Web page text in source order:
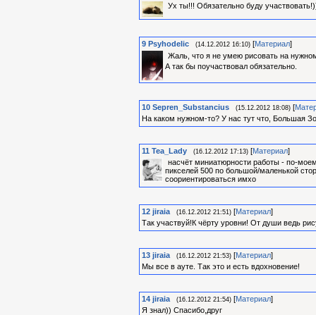
Ух ты!!! Обязательно буду
9 Psyhodelic (14.12.2012 16:10) [Материал]
Жаль, что я не умею рисовать на
А так бы поучаствовал обязательно.
10 Sepren_Substancius (15.12.2012 18:08) [
На каком нужном-то? У нас тут что, Большая
11 Tea_Lady (16.12.2012 17:13) [Материал]
насчёт миниатюрности работы - по-
пикселей 500 по большой/маленькой
соориентироваться имхо
12 jiraia (16.12.2012 21:51) [Материал]
Так участвуй!К чёрту уровни! От души ведь
13 jiraia (16.12.2012 21:53) [Материал]
Мы все в ауте. Так это и есть вдохновение!
14 jiraia (16.12.2012 21:54) [Материал]
Я знал)) Спасибо,друг